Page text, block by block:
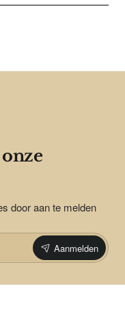
door aan te melden
Aanmelden